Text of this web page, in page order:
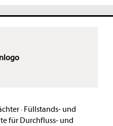
· Füllstands- und
für Durchfluss- und